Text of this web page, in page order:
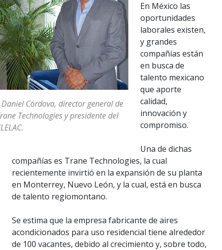
Daniel Córdova, director general de
Technologies y presidente del
En México las
oportunidades
laborales existen,
y grandes
compañías están
en busca de
talento mexicano
que aporte
calidad,
innovación y
compromiso.
Una de dichas
compañías es Trane Technologies, la cual
recientemente invirtió en la expansión de su planta
en Monterrey, Nuevo León, y la cual, está en busca
de talento regiomontano.
Se estima que la empresa fabricante de aires
acondicionados para uso residencial tiene alrededor
de 100 vacantes, debido al crecimiento y, sobre todo,